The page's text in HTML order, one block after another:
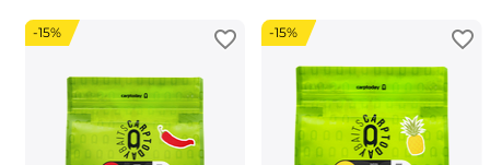
-15% -15%